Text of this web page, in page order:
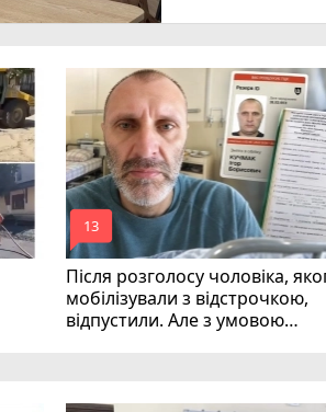
Після розголосу чоловіка,
мобілізували з відстрочкою,
відпустили. Але з умовою…
mode_comment
13